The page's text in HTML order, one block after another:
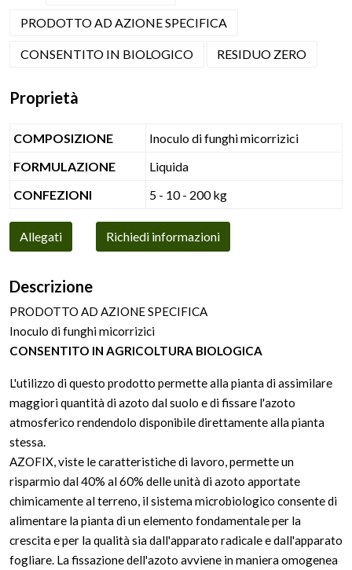
PRODOTTO AD AZIONE SPECIFICA
CONSENTITO IN BIOLOGICO RESIDUO ZERO
Proprietà
COMPOSIZIONE
Inoculo di funghi micorrizici
FORMULAZIONE
Liquida
CONFEZIONI
5 - 10 - 200 kg
Allegati Richiedi informazioni
Descrizione
PRODOTTO AD AZIONE SPECIFICA
Inoculo di funghi micorrizici
CONSENTITO IN AGRICOLTURA BIOLOGICA
L'utilizzo di questo prodotto permette alla pianta di assimilare
maggiori quantità di azoto dal suolo e di fissare l'azoto
atmosferico rendendolo disponibile direttamente alla pianta
stessa.
AZOFIX, viste le caratteristiche di lavoro, permette un
risparmio dal 40% al 60% delle unità di azoto apportate
chimicamente al terreno, il sistema microbiologico consente di
alimentare la pianta di un elemento fondamentale per la
crescita e per la qualità sia dall'apparato radicale e dall'apparato
fogliare. La fissazione dell'azoto avviene in maniera omogenea